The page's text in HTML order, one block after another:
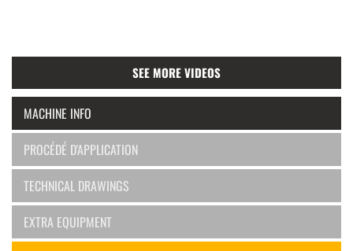
SEE MORE VIDEOS
MACHINE INFO
PROCÉDÉ D'APPLICATION
TECHNICAL DRAWINGS
EXTRA EQUIPMENT